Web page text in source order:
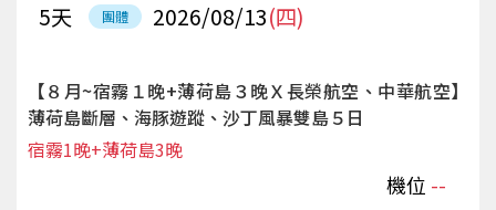
團體 2026/08/13(四)
5天
【８月~宿霧１晚+薄荷島３晚Ｘ長榮航空、中華航空】
薄荷島斷層、海豚遊蹤、沙丁風暴雙島５日
機位 --
宿霧1晚+薄荷島3晚